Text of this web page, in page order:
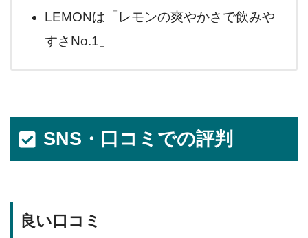
LEMONは「レモンの爽やかさで飲みや
すさNo.1」
SNS・口コミでの評判
良い口コミ